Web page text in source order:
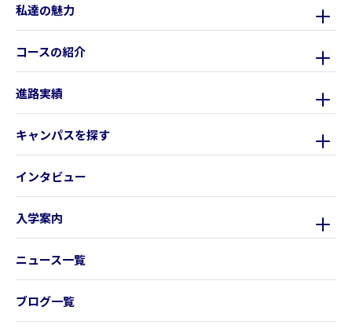
私達の魅力
コースの紹介
進路実績
キャンパスを探す
インタビュー
入学案内
ニュース一覧
ブログ一覧